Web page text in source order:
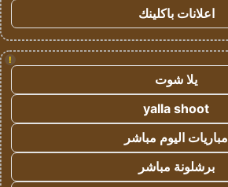
اعلانات باكلينك
!
يلا شوت
yalla shoot
مباريات اليوم مباشر
برشلونة مباشر